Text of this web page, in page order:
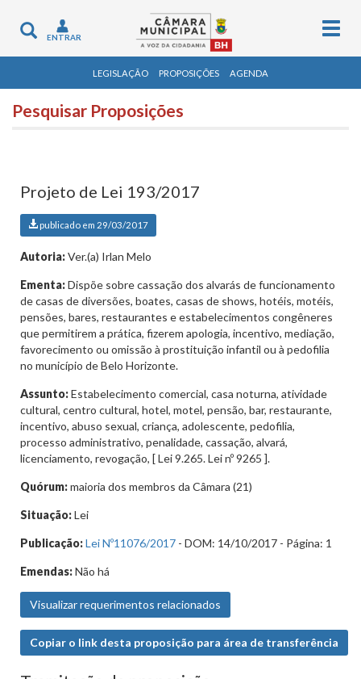
Toggle
navigation
ENTRAR
LEGISLAÇÃO PROPOSIÇÕES AGENDA
Pesquisar Proposições
Projeto de Lei 193/2017
publicado em 29/03/2017
Autoria:Ver.(a) Irlan Melo
Ementa:Dispõe sobre cassação dos alvarás de funcionamento
de casas de diversões, boates, casas de shows, hotéis, motéis,
pensões, bares, restaurantes e estabelecimentos congêneres
que permitirem a prática, fizerem apologia, incentivo, mediação,
favorecimento ou omissão à prostituição infantil ou à pedofilia
no município de Belo Horizonte.
Assunto:Estabelecimento comercial, casa noturna, atividade
cultural, centro cultural, hotel, motel, pensão, bar, restaurante,
incentivo, abuso sexual, criança, adolescente, pedofilia,
processo administrativo, penalidade, cassação, alvará,
licenciamento, revogação, [ Lei 9.265. Lei nº 9265 ].
Quórum:maioria dos membros da Câmara (21)
Situação:Lei
Publicação:Lei Nº11076/2017 - DOM: 14/10/2017 - Página: 1
Emendas:Não há
Visualizar requerimentos relacionados
Copiar o link desta proposição para área de transferência